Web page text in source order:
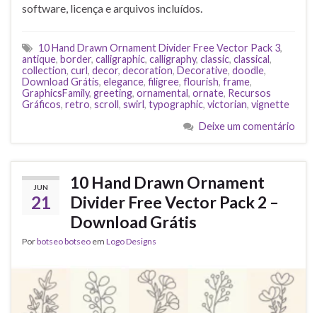
software, licença e arquivos incluídos.
10 Hand Drawn Ornament Divider Free Vector Pack 3,
antique, border, calligraphic, calligraphy, classic, classical,
collection, curl, decor, decoration, Decorative, doodle,
Download Grátis, elegance, filigree, flourish, frame,
GraphicsFamily, greeting, ornamental, ornate, Recursos
Gráficos, retro, scroll, swirl, typographic, victorian, vignette
Deixe um comentário
JUN
21
10 Hand Drawn Ornament
Divider Free Vector Pack 2 –
Download Grátis
Porbotseo botseo em Logo Designs